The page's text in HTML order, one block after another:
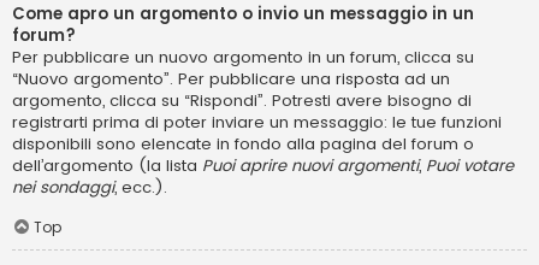
Come apro un argomento o invio un messaggio in un
forum?
Per pubblicare un nuovo argomento in un forum, clicca su
“Nuovo argomento”. Per pubblicare una risposta ad un
argomento, clicca su “Rispondi”. Potresti avere bisogno di
registrarti prima di poter inviare un messaggio: le tue funzioni
disponibili sono elencate in fondo alla pagina del forum o
dell’argomento (la lista Puoi aprire nuovi argomenti, Puoi votare
nei sondaggi, ecc.).
Top